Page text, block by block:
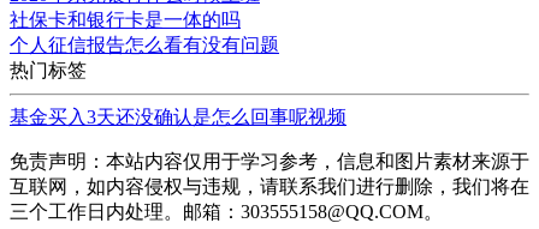
社保卡和银行卡是一体的吗
个人征信报告怎么看有没有问题
热门标签
基金买入3天还没确认是怎么回事呢视频
免责声明：本站内容仅用于学习参考，信息和图片素材来源于
互联网，如内容侵权与违规，请联系我们进行删除，我们将在
三个工作日内处理。邮箱：303555158@QQ.COM。